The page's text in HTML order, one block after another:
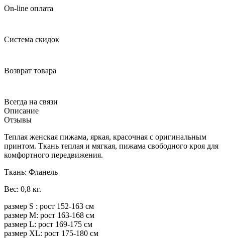
On-line оплата
Система скидок
Возврат товара
Всегда на связи
Описание
Отзывы
Теплая женская пижама, яркая, красочная с оригинальным
принтом. Ткань теплая и мягкая, пижама свободного кроя для
комфортного передвижения.
Ткань: Фланель
Вес: 0,8 кг.
размер S : рост 152-163 см
размер M: рост 163-168 см
размер L: рост 169-175 см
размер XL: рост 175-180 см